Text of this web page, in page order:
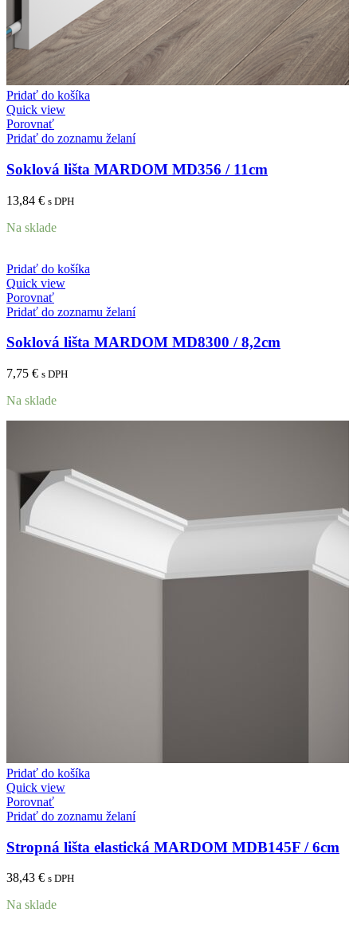
Pridať do košíka
Quick view
Porovnať
Pridať do zoznamu želaní
Soklová lišta MARDOM MD356 / 11cm
13,84 € s DPH
Na sklade
Pridať do košíka
Quick view
Porovnať
Pridať do zoznamu želaní
Soklová lišta MARDOM MD8300 / 8,2cm
7,75 € s DPH
Na sklade
Pridať do košíka
Quick view
Porovnať
Pridať do zoznamu želaní
Stropná lišta elastická MARDOM MDB145F / 6cm
38,43 € s DPH
Na sklade